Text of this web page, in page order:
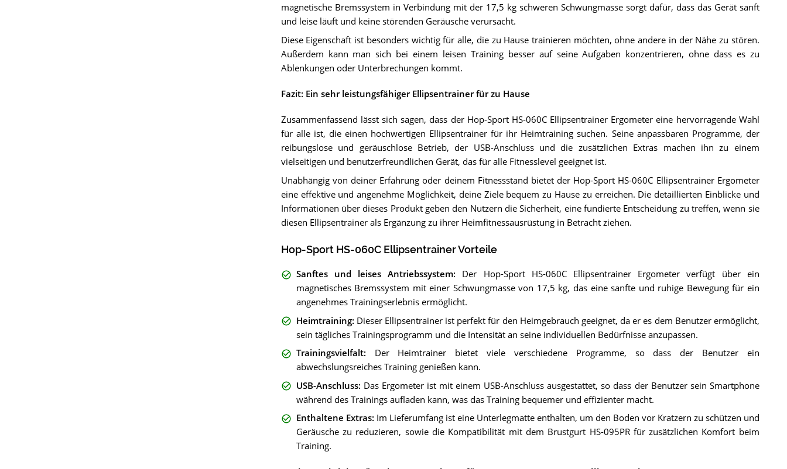
magnetische Bremssystem in Verbindung mit der 17,5 kg schweren Schwungmasse sorgt dafür, dass das Gerät sanft
und leise läuft und keine störenden Geräusche verursacht.
Diese Eigenschaft ist besonders wichtig für alle, die zu Hause trainieren möchten, ohne andere in der Nähe zu stören.
Außerdem kann man sich bei einem leisen Training besser auf seine Aufgaben konzentrieren, ohne dass es zu
Ablenkungen oder Unterbrechungen kommt.
Fazit: Ein sehr leistungsfähiger Ellipsentrainer für zu Hause
Zusammenfassend lässt sich sagen, dass der Hop-Sport HS-060C Ellipsentrainer Ergometer eine hervorragende Wahl
für alle ist, die einen hochwertigen Ellipsentrainer für ihr Heimtraining suchen. Seine anpassbaren Programme, der
reibungslose und geräuschlose Betrieb, der USB-Anschluss und die zusätzlichen Extras machen ihn zu einem
vielseitigen und benutzerfreundlichen Gerät, das für alle Fitnesslevel geeignet ist.
Unabhängig von deiner Erfahrung oder deinem Fitnessstand bietet der Hop-Sport HS-060C Ellipsentrainer Ergometer
eine effektive und angenehme Möglichkeit, deine Ziele bequem zu Hause zu erreichen. Die detaillierten Einblicke und
Informationen über dieses Produkt geben den Nutzern die Sicherheit, eine fundierte Entscheidung zu treffen, wenn sie
diesen Ellipsentrainer als Ergänzung zu ihrer Heimfitnessausrüstung in Betracht ziehen.
Hop-Sport HS-060C Ellipsentrainer Vorteile
Sanftes und leises Antriebssystem: Der Hop-Sport HS-060C Ellipsentrainer Ergometer verfügt über ein
magnetisches Bremssystem mit einer Schwungmasse von 17,5 kg, das eine sanfte und ruhige Bewegung für ein
angenehmes Trainingserlebnis ermöglicht.
Heimtraining: Dieser Ellipsentrainer ist perfekt für den Heimgebrauch geeignet, da er es dem Benutzer ermöglicht,
sein tägliches Trainingsprogramm und die Intensität an seine individuellen Bedürfnisse anzupassen.
Trainingsvielfalt: Der Heimtrainer bietet viele verschiedene Programme, so dass der Benutzer ein
abwechslungsreiches Training genießen kann.
USB-Anschluss: Das Ergometer ist mit einem USB-Anschluss ausgestattet, so dass der Benutzer sein Smartphone
während des Trainings aufladen kann, was das Training bequemer und effizienter macht.
Enthaltene Extras: Im Lieferumfang ist eine Unterlegmatte enthalten, um den Boden vor Kratzern zu schützen und
Geräusche zu reduzieren, sowie die Kompatibilität mit dem Brustgurt HS-095PR für zusätzlichen Komfort beim
Training.